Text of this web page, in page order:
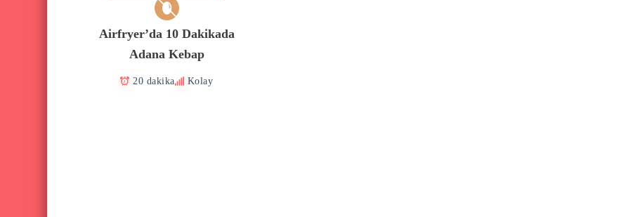
Airfryer’da 10 Dakikada
Adana Kebap
20 dakika Kolay